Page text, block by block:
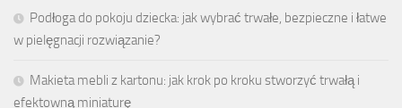
Podłoga do pokoju dziecka: jak wybrać trwałe, bezpieczne i łatwe
w pielęgnacji rozwiązanie?
Makieta mebli z kartonu: jak krok po kroku stworzyć trwałą i
efektowną miniaturę